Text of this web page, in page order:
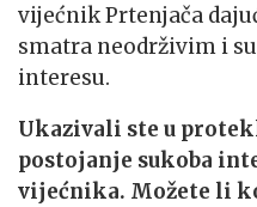
vijećnik Prtenjača
smatra neodrživim i
interesu.
Ukazivali ste u
postojanje sukoba
vijećnika. Možete li